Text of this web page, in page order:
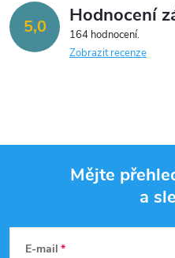
d
a
p
5,0 Hodnocení
164 hodnocení
Zobrazit recenze
Mějte
a
E-mail